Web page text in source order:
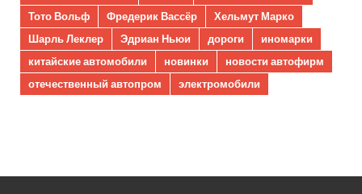
Тото Вольф
Фредерик Вассёр
Хельмут Марко
Шарль Леклер
Эдриан Ньюи дороги
иномарки
китайские автомобили
новинки
новости автофирм
отечественный автопром
электромобили